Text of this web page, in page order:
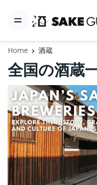
Home 酒蔵
全国の酒蔵